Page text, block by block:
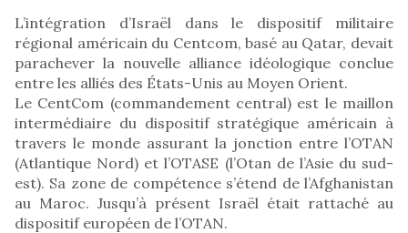
L’intégration d’Israël dans le dispositif militaire
régional américain du Centcom, basé au Qatar, devait
parachever la nouvelle alliance idéologique conclue
entre les alliés des États-Unis au Moyen Orient.
Le CentCom (commandement central) est le maillon
intermédiaire du dispositif stratégique américain à
travers le monde assurant la jonction entre l’OTAN
(Atlantique Nord) et l’OTASE (l’Otan de l’Asie du sud-
est). Sa zone de compétence s’étend de l’Afghanistan
au Maroc. Jusqu’à présent Israël était rattaché au
dispositif européen de l’OTAN.